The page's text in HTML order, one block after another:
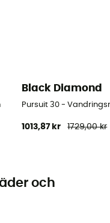
Black Diamond
Pursuit 30 -
1013,87 kr 1729,00 kr
och